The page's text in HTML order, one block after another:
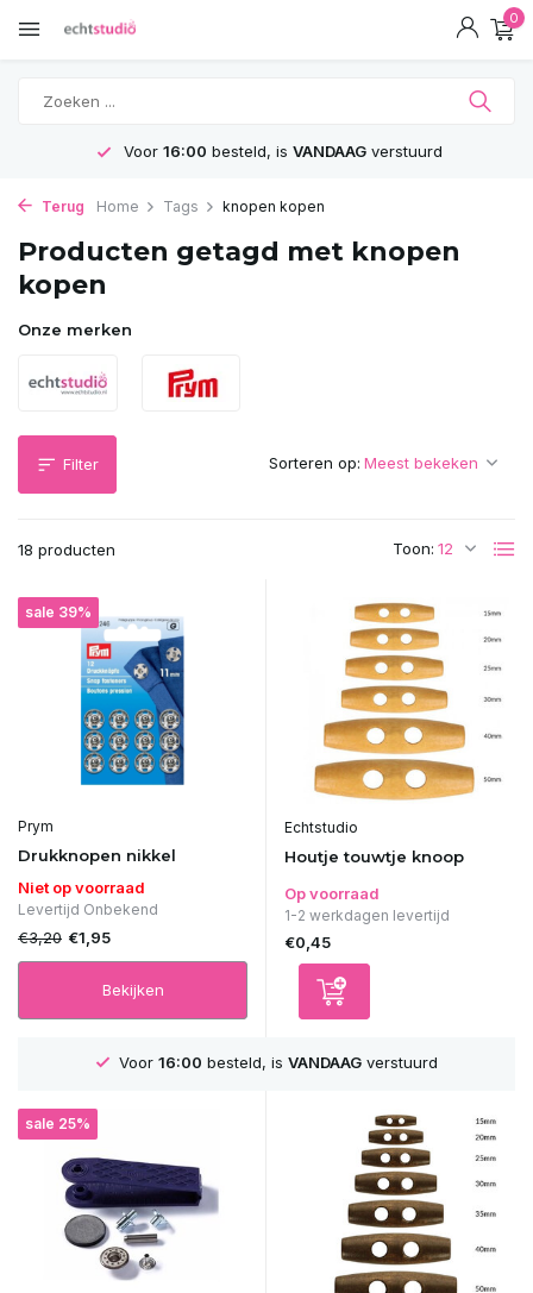
0
Voor 16:00 besteld, is VANDAAGverstuurd
Terug Home Tags knopen kopen
Producten getagd met knopen
kopen
Onze merken
Filter
18 producten Toon:
Sorteren op:
sale 39%
Prym
Drukknopen nikkel
Niet op voorraad
Levertijd Onbekend
€3,20 €1,95
Bekijken
Echtstudio
Houtje touwtje knoop
Op voorraad
1-2 werkdagen levertijd
€0,45
Voor 16:00 besteld, is VANDAAGverstuurd
sale 25%